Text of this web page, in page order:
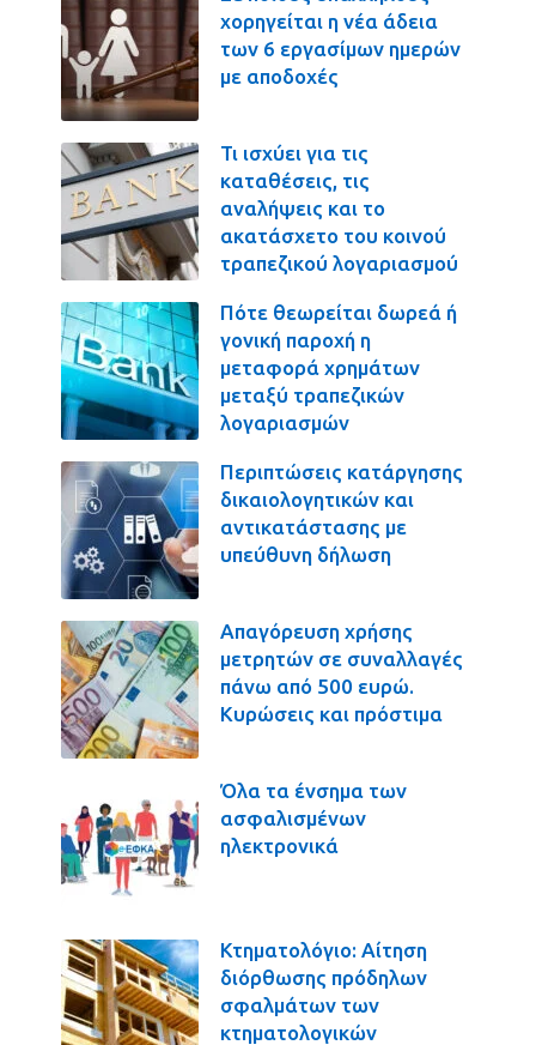
χορηγείται η νέα άδεια
των 6 εργασίμων ημερών
με αποδοχές
Τι ισχύει για τις
καταθέσεις, τις
αναλήψεις και το
ακατάσχετο του κοινού
τραπεζικού λογαριασμού
Πότε θεωρείται δωρεά ή
γονική παροχή η
μεταφορά χρημάτων
μεταξύ τραπεζικών
λογαριασμών
Περιπτώσεις κατάργησης
δικαιολογητικών και
αντικατάστασης με
υπεύθυνη δήλωση
Απαγόρευση χρήσης
μετρητών σε συναλλαγές
πάνω από 500 ευρώ.
Κυρώσεις και πρόστιμα
Όλα τα ένσημα των
ασφαλισμένων
ηλεκτρονικά
Κτηματολόγιο: Αίτηση
διόρθωσης πρόδηλων
σφαλμάτων των
κτηματολογικών